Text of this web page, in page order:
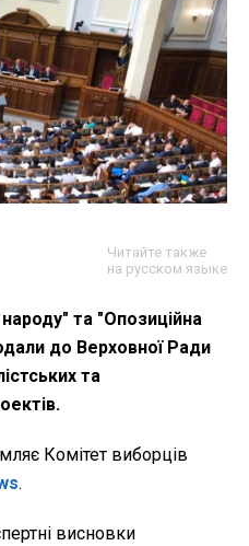
Читайте также
на русском языке
та "Опозиційна
до Верховної Ради
та
Комітет виборців
.
висновки